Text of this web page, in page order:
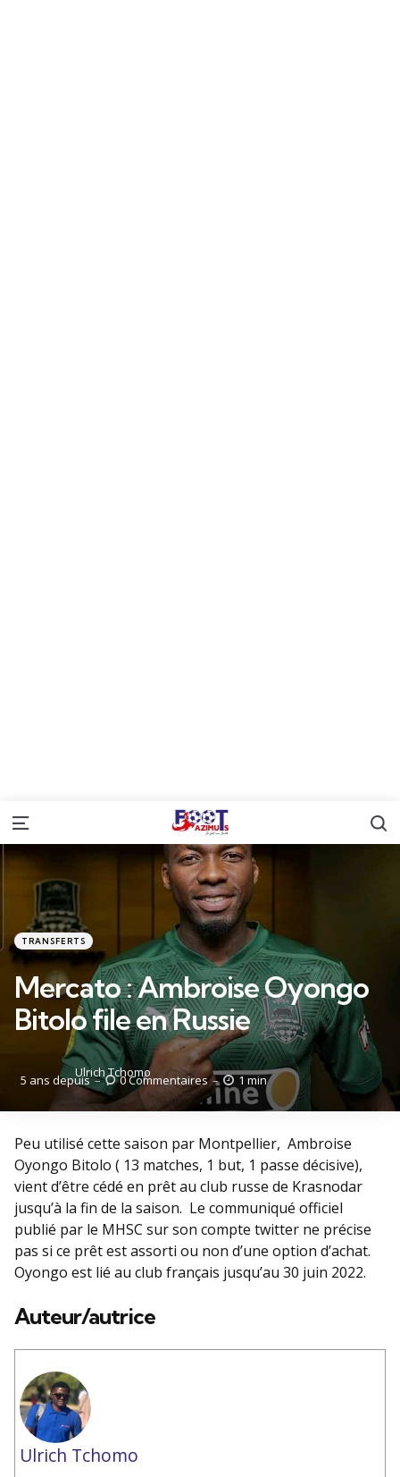
Menu
Catégories
Posté
dans
TRANSFERTS
Mercato : Ambroise Oyongo
Bitolo file en Russie
Posté
par
Ulrich Tchomo
5 ans depuis 0Commentaires 1 min
Peu utilisé cette saison par Montpellier, Ambroise
Oyongo Bitolo ( 13 matches, 1 but, 1 passe décisive),
vient d’être cédé en prêt au club russe de Krasnodar
jusqu’à la fin de la saison. Le communiqué officiel
publié par le MHSC sur son compte twitter ne précise
pas si ce prêt est assorti ou non d’une option d’achat.
Oyongo est lié au club français jusqu’au 30 juin 2022.
Auteur/autrice
Ulrich Tchomo